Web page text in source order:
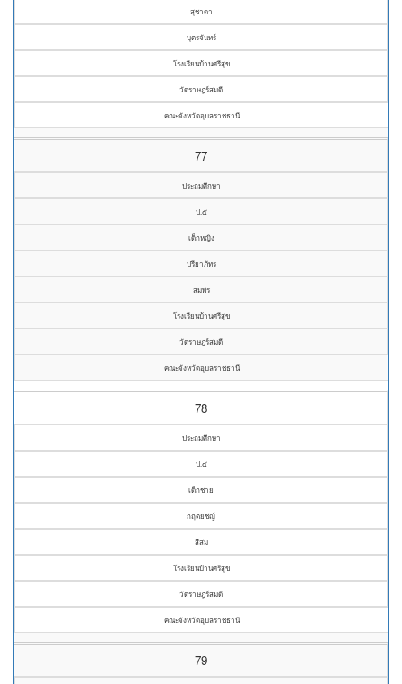
สุชาดา
บุตรจันทร์
โรงเรียนบ้านศรีสุข
วัดราษฎร์สมดี
คณะจังหวัดอุบลราชธานี
77
ประถมศึกษา
ป.๕
เด็กหญิง
ปรียาภัทร
สมพร
โรงเรียนบ้านศรีสุข
วัดราษฎร์สมดี
คณะจังหวัดอุบลราชธานี
78
ประถมศึกษา
ป.๔
เด็กชาย
กฤตยชญ์
สีสม
โรงเรียนบ้านศรีสุข
วัดราษฎร์สมดี
คณะจังหวัดอุบลราชธานี
79